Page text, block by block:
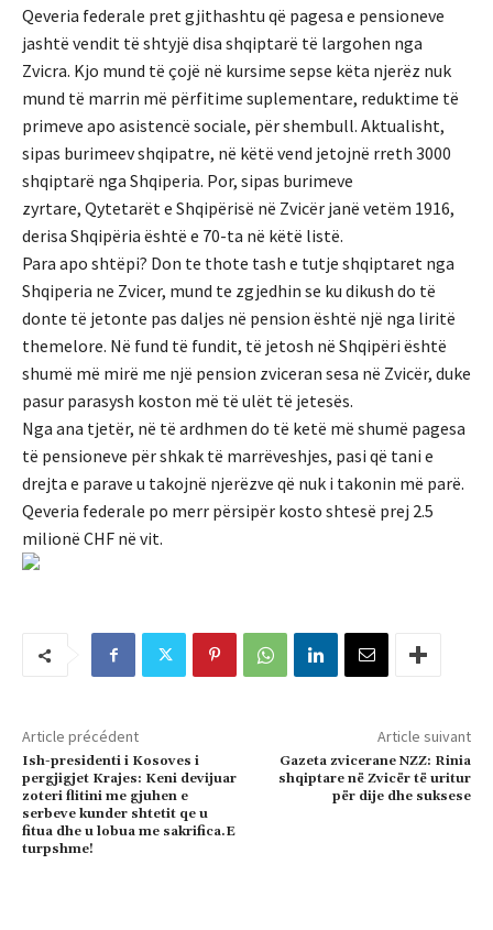
Qeveria federale pret gjithashtu që pagesa e pensioneve
jashtë vendit të shtyjë disa shqiptarë të largohen nga
Zvicra. Kjo mund të çojë në kursime sepse këta njerëz nuk
mund të marrin më përfitime suplementare, reduktime të
primeve apo asistencë sociale, për shembull. Aktualisht,
sipas burimeev shqipatre, në këtë vend jetojnë rreth 3000
shqiptarë nga Shqiperia. Por, sipas burimeve
zyrtare, Qytetarët e Shqipërisë në Zvicër janë vetëm 1916,
derisa Shqipëria është e 70-ta në këtë listë.
Para apo shtëpi? Don te thote tash e tutje shqiptaret nga
Shqiperia ne Zvicer, mund te zgjedhin se ku dikush do të
donte të jetonte pas daljes në pension është një nga liritë
themelore. Në fund të fundit, të jetosh në Shqipëri është
shumë më mirë me një pension zviceran sesa në Zvicër, duke
pasur parasysh koston më të ulët të jetesës.
Nga ana tjetër, në të ardhmen do të ketë më shumë pagesa
të pensioneve për shkak të marrëveshjes, pasi që tani e
drejta e parave u takojnë njerëzve që nuk i takonin më parë.
Qeveria federale po merr përsipër kosto shtesë prej 2.5
milionë CHF në vit.
Article précédent
Ish-presidenti i Kosoves i
pergjigjet Krajes: Keni devijuar
zoteri flitini me gjuhen e
serbeve kunder shtetit qe u
fitua dhe u lobua me sakrifica.E
turpshme!
Article suivant
Gazeta zvicerane NZZ: Rinia
shqiptare në Zvicër të uritur
për dije dhe suksese